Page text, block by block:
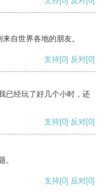
自世界各地的朋友。
支持[0] 反对[0]
已经玩了好几个小时，还
支持[0] 反对[0]
。
支持[0] 反对[0]